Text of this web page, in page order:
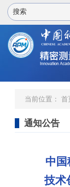
当前位置： 首
通知公告
中国
技术